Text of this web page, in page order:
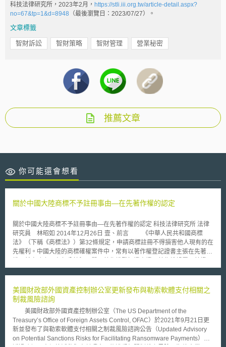
科技法律研究所，2023年2月， https://stli.iii.org.tw/article-detail.aspx?
no=67&tp=1&d=8948 （最後瀏覽日：2023/07/27）。
文章標籤
智財訴訟 智財策略 智財管理 營業秘密
推薦文章
你可能還會想看
關於中國大陸商標不予註冊事由—在先著作權的認定
關於中國大陸商標不予註冊事由—在先著作權的認定 科技法律研究所 法律
研究員 林昭如 2014年12月26日 壹、前言 《中華人民共和國商標
法》（下稱《商標法》）第32條規定，申請商標註冊不得損害他人現有的在
先權利。中國大陸的商標確權案件中，常有以著作權登記證書主張在先著作
力仍嫌不足。 有一文化用品，將其完成幾乎與畢卡索名畫「夢」完全
理總局商標局申請商標註冊，指定使用於筆類等商品。國家工商行政管理總
局商標評審委員會認為，該商標侵害他人的在先著作權，因而裁定不予核准
註冊。該文化用品公司不服，因此向北京市第一中級人民法院提起行政訴
訟，主張被異議的商標圖形為原創作品，且已取得上海市版權局之著作權登
記證書，然法院表示，畢卡索的《夢》世界聞名，推定有接觸可能；且以被
異議商標圖形的著作權登記證書為單一證據，尚無法證明系爭圖形之著作權
歸屬於該公司[1]。 由於畢卡索的《夢》世界聞名，法院推定有接觸可
美國財政部外國資產控制辦公室更新發布與勒索軟體支付相關之
制裁風險諮詢
美國財政部外國資產控制辦公室（The US Department of the
Treasury’s Office of Foreign Assets Control, OFAC）於2021年9月21日更
新並發布了與勒索軟體支付相關之制裁風險諮詢公告（Updated Advisory
on Potential Sanctions Risks for Facilitating Ransomware Payments）。